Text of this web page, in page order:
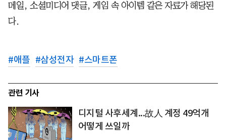
메일, 소셜미디어 댓글, 게임 속 아이템 같은 자료가 해당된
다.
#애플 #삼성전자 #스마트폰
관련 기사
디지털 사후세계...故人 계정 49억개
어떻게 쓰일까